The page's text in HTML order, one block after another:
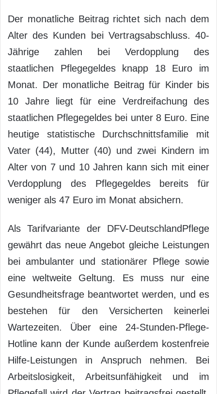
Der monatliche Beitrag richtet sich nach dem
Alter des Kunden bei Vertragsabschluss. 40-
Jährige zahlen bei Verdopplung des
staatlichen Pflegegeldes knapp 18 Euro im
Monat. Der monatliche Beitrag für Kinder bis
10 Jahre liegt für eine Verdreifachung des
staatlichen Pflegegeldes bei unter 8 Euro. Eine
heutige statistische Durchschnittsfamilie mit
Vater (44), Mutter (40) und zwei Kindern im
Alter von 7 und 10 Jahren kann sich mit einer
Verdopplung des Pflegegeldes bereits für
weniger als 47 Euro im Monat absichern.
Als Tarifvariante der DFV-DeutschlandPflege
gewährt das neue Angebot gleiche Leistungen
bei ambulanter und stationärer Pflege sowie
eine weltweite Geltung. Es muss nur eine
Gesundheitsfrage beantwortet werden, und es
bestehen für den Versicherten keinerlei
Wartezeiten. Über eine 24-Stunden-Pflege-
Hotline kann der Kunde außerdem kostenfreie
Hilfe-Leistungen in Anspruch nehmen. Bei
Arbeitslosigkeit, Arbeitsunfähigkeit und im